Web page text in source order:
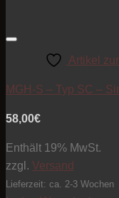
Artikel
MGH-S – Typ SC –
58,00€
Enthält 19% MwSt.
zzgl. Versand
Lieferzeit: ca. 2-3 Wochen